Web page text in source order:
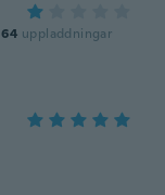
64 uppladdningar